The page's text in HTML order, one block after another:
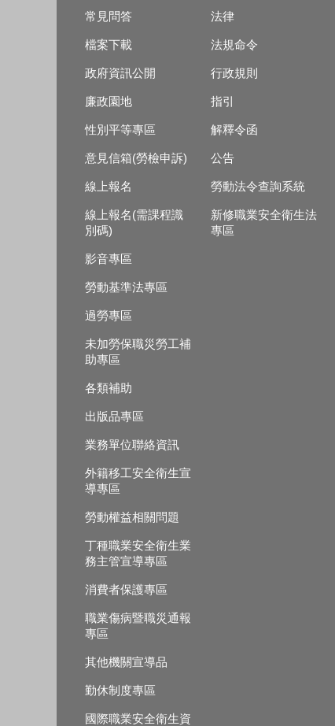
常見問答
檔案下載
政府資訊公開
廉政園地
性別平等專區
意見信箱(勞檢申訴)
線上報名
線上報名(需課程識
別碼)
影音專區
勞動基準法專區
過勞專區
未加勞保職災勞工補
助專區
各類補助
出版品專區
業務單位聯絡資訊
外籍移工安全衛生宣
導專區
勞動權益相關問題
丁種職業安全衛生業
務主管宣導專區
消費者保護專區
職業傷病暨職災通報
專區
其他機關宣導品
勤休制度專區
國際職業安全衛生資
法律
法規命令
行政規則
指引
解釋令函
公告
勞動法令查詢系統
新修職業安全衛生法
專區